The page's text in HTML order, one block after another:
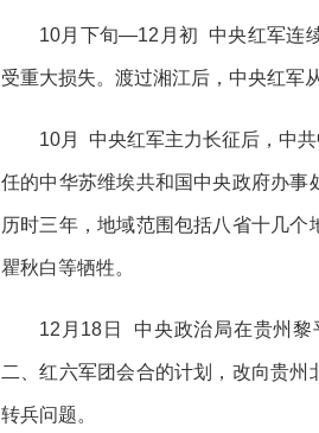
10月下旬—12月初 中央红军连
受重大损失。渡过湘江后，中央红军
10月 中央红军主力长征后，中
任的中华苏维埃共和国中央政府办
历时三年，地域范围包括八省十几
瞿秋白等牺牲。
12月18日 中央政治局在贵州黎
二、红六军团会合的计划，改向贵
转兵问题。